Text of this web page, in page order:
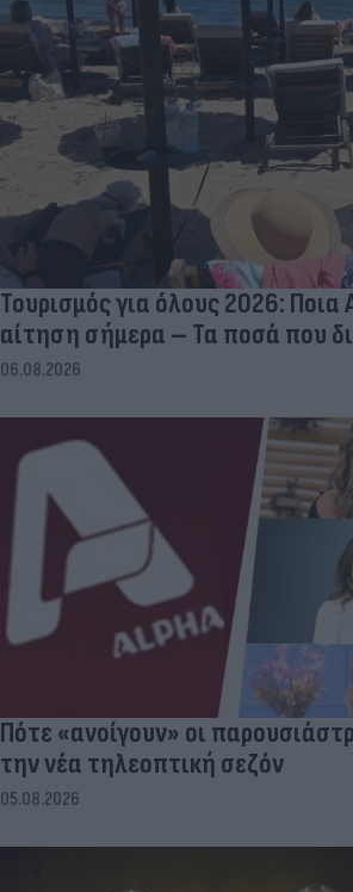
Τουρισμός για όλους 2026:
αίτηση σήμερα – Τα ποσά που
06.08.2026
Πότε «ανοίγουν» οι
την νέα τηλεοπτική σεζόν
05.08.2026